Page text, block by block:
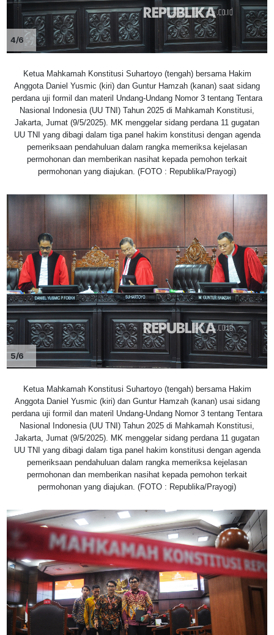
4/6
Ketua Mahkamah Konstitusi Suhartoyo (tengah) bersama Hakim
Anggota Daniel Yusmic (kiri) dan Guntur Hamzah (kanan) saat sidang
perdana uji formil dan materil Undang-Undang Nomor 3 tentang Tentara
Nasional Indonesia (UU TNI) Tahun 2025 di Mahkamah Konstitusi,
Jakarta, Jumat (9/5/2025). MK menggelar sidang perdana 11 gugatan
UU TNI yang dibagi dalam tiga panel hakim konstitusi dengan agenda
pemeriksaan pendahuluan dalam rangka memeriksa kejelasan
permohonan dan memberikan nasihat kepada pemohon terkait
permohonan yang diajukan. (FOTO : Republika/Prayogi)
5/6
Ketua Mahkamah Konstitusi Suhartoyo (tengah) bersama Hakim
Anggota Daniel Yusmic (kiri) dan Guntur Hamzah (kanan) usai sidang
perdana uji formil dan materil Undang-Undang Nomor 3 tentang Tentara
Nasional Indonesia (UU TNI) Tahun 2025 di Mahkamah Konstitusi,
Jakarta, Jumat (9/5/2025). MK menggelar sidang perdana 11 gugatan
UU TNI yang dibagi dalam tiga panel hakim konstitusi dengan agenda
pemeriksaan pendahuluan dalam rangka memeriksa kejelasan
permohonan dan memberikan nasihat kepada pemohon terkait
permohonan yang diajukan. (FOTO : Republika/Prayogi)